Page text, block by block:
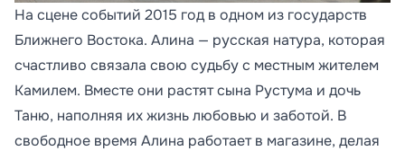
На сцене событий 2015 год в одном из государств
Ближнего Востока. Алина — русская натура, которая
счастливо связала свою судьбу с местным жителем
Камилем. Вместе они растят сына Рустума и дочь
Таню, наполняя их жизнь любовью и заботой. В
свободное время Алина работает в магазине, делая